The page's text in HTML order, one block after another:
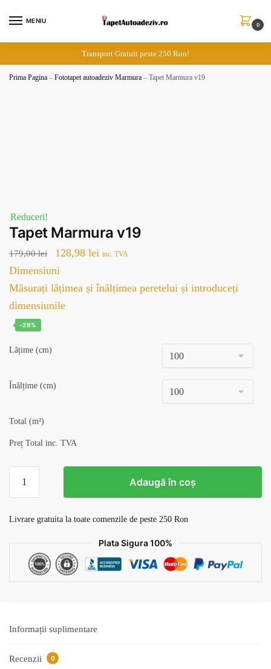
MENIU
0
Transport Gratuit peste 250 Ron!
Prima Pagina – Fototapet autoadeziv Marmura – Tapet Marmura v19
Reduceri!
Tapet Marmura v19
179,00lei
Prețul
inițial
a
fost:
128,98 lei Prețul
este:
inc. TVA
Dimensiuni
Măsurați lățimea și înălțimea peretelui și introduceți
dimensiunile
-28%
Lățime (cm)
Înălțime (cm)
Total (m²)
Preț Total inc. TVA
Tapet
v19
Adaugă în coș
Livrare gratuita la toate comenzile de peste 250 Ron
Plata Sigura 100%
Informații suplimentare
Recenzii 0